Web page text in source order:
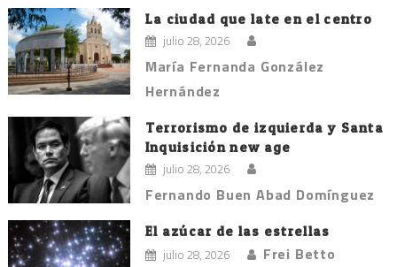
La ciudad que late en el centro
julio 28, 2026
María Fernanda González
Hernández
Terrorismo de izquierda y Santa
Inquisición new age
julio 28, 2026
Fernando Buen Abad Domínguez
El azúcar de las estrellas
julio 28, 2026 Frei Betto